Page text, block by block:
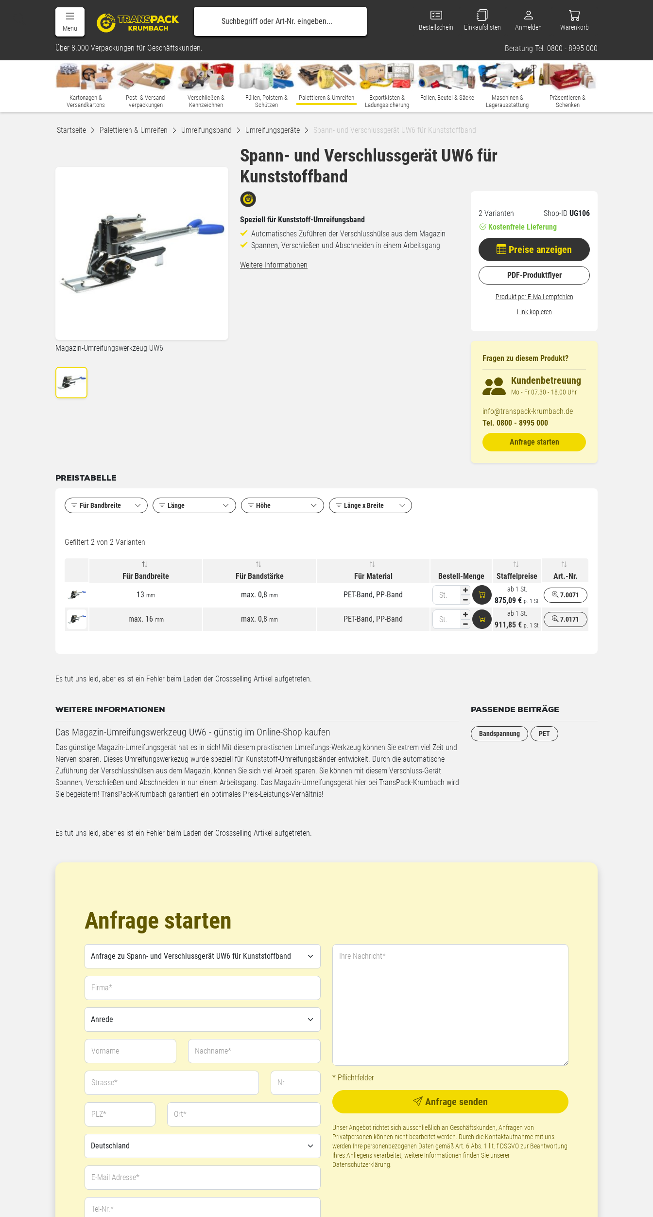
Menü Bestellschein Einkaufslisten Anmelden Warenkorb
Über 8.000 Verpackungen für Geschäftskunden. Beratung Tel. 0800 - 8995 000
Kartonagen &
Versandkartons
Post- & Versand-
verpackungen
Verschließen &
Kennzeichnen
Füllen, Polstern &
Schützen
Palettieren & Umreifen
Exportkisten &
Ladungssicherung
Folien, Beutel & Säcke
Maschinen &
Lagerausstattung
Präsentieren &
Schenken
Startseite Palettieren & Umreifen Umreifungsband Umreifungsgeräte Spann- und Verschlussgerät UW6 für Kunststoffband
Spann- und Verschlussgerät UW6 für
Kunststoffband
Magazin-Umreifungswerkzeug UW6
2 Varianten Shop-ID UG106
Kostenfreie Lieferung
Preise anzeigen
PDF-Produktflyer
Produkt per E-Mail empfehlen
Link kopieren
Fragen zu diesem Produkt?
Kundenbetreuung
Mo - Fr 07.30 - 18.00 Uhr
info@transpack-krumbach.de
Tel. 0800 - 8995 000
Anfrage starten
Speziell für Kunststoff-Umreifungsband
Automatisches Zuführen der Verschlusshülse aus dem Magazin
Spannen, Verschließen und Abschneiden in einem Arbeitsgang
Weitere Informationen
PREISTABELLE
Für Bandbreite Länge Höhe Länge x Breite
Gefiltert 2 von 2 Varianten
Für Bandbreite Für Bandstärke Für Material Bestell-Menge Staffelpreise
Art.-Nr.
13 mm max. 0,8 mm PET-Band, PP-Band St.
ab 1 St.
875,09 € p. 1 St.
7.0071
max. 16 mm max. 0,8 mm PET-Band, PP-Band St.
ab 1 St.
911,85 € p. 1 St.
7.0171
Es tut uns leid, aber es ist ein Fehler beim Laden der Crossselling Artikel aufgetreten.
WEITERE INFORMATIONEN
Das Magazin-Umreifungswerkzeug UW6 - günstig im Online-Shop kaufen
Das günstige Magazin-Umreifungsgerät hat es in sich! Mit diesem praktischen Umreifungs-Werkzeug können Sie extrem viel Zeit und
Nerven sparen. Dieses Umreifungswerkezug wurde speziell für Kunststoff-Umreifungsbänder entwickelt. Durch die automatische
Zuführung der Verschlusshülsen aus dem Magazin, können Sie sich viel Arbeit sparen. Sie können mit diesem Verschluss-Gerät
Spannen, Verschließen und Abschneiden in nur einem Arbeitsgang. Das Magazin-Umreifungsgerät hier bei TransPack-Krumbach wird
Sie begeistern! TransPack-Krumbach garantiert ein optimales Preis-Leistungs-Verhältnis!
PASSENDE BEITRÄGE
Bandspannung PET
Es tut uns leid, aber es ist ein Fehler beim Laden der Crossselling Artikel aufgetreten.
Anfrage starten
Firma*
Vorname Nachname*
Strasse* Nr
PLZ* Ort*
E-Mail Adresse*
Tel-Nr.*
Ihre Nachricht*
* Pflichtfelder
Anfrage senden
Unser Angebot richtet sich ausschließlich an Geschäftskunden, Anfragen von
Privatpersonen können nicht bearbeitet werden. Durch die Kontaktaufnahme mit uns
werden Ihre personenbezogenen Daten gemäß Art. 6 Abs. 1 lit. f DSGVO zur Beantwortung
Ihres Anliegens verarbeitet, weitere Informationen finden Sie unserer
Datenschutzerklärung